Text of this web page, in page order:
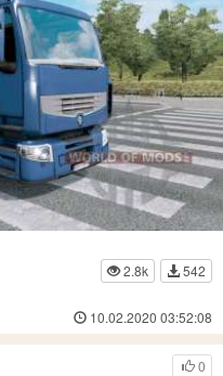
2.8k
542
10.02.2020 03:52:08
0